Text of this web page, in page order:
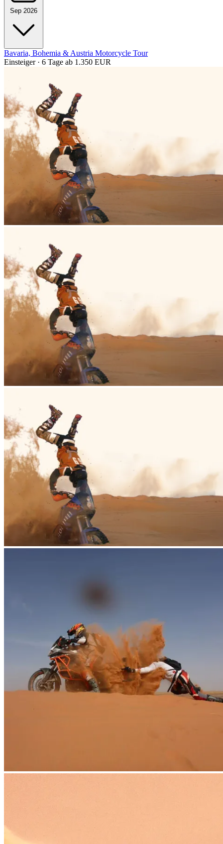
Sep 2026
Bavaria, Bohemia & Austria Motorcycle Tour
Einsteiger · 6 Tage ab 1.350 EUR